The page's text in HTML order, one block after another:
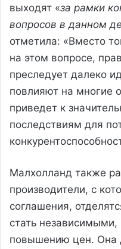
выходят «за рамки
вопросов в данном
отметила: «Вместо
на этом вопросе,
преследует далеко
повлияют на многие
приведет к
последствиям для
Малхолланд также
производители, с
соглашения,
стать независимыми,
повышению цен. Она